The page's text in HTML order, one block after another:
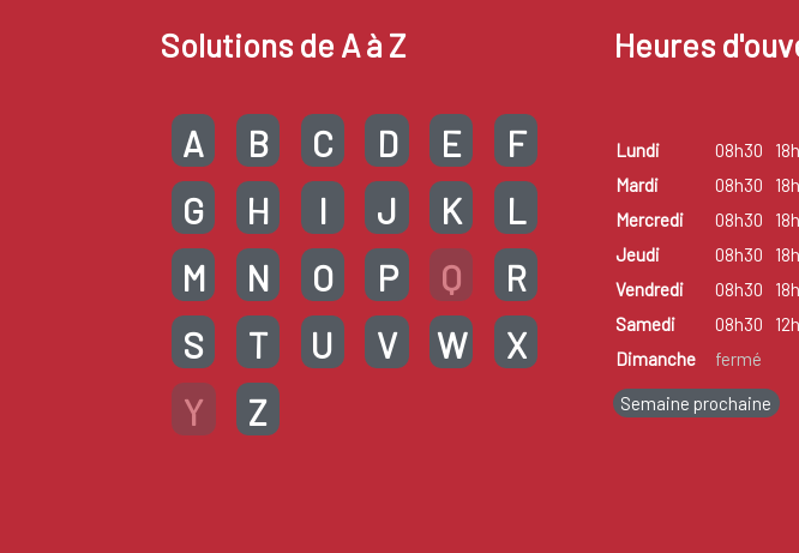
Solutions de A à Z
A B C D E
F
G
H I J K
L
M
N O P Q
R
S
T U V W
X
Y
Z
Heures
Lundi 08h30
Mardi
08h30
Mercredi
08h30
Jeudi
08h30
Vendredi
08h30
Samedi
08h30
Dimanche
fermé
Semaine prochaine